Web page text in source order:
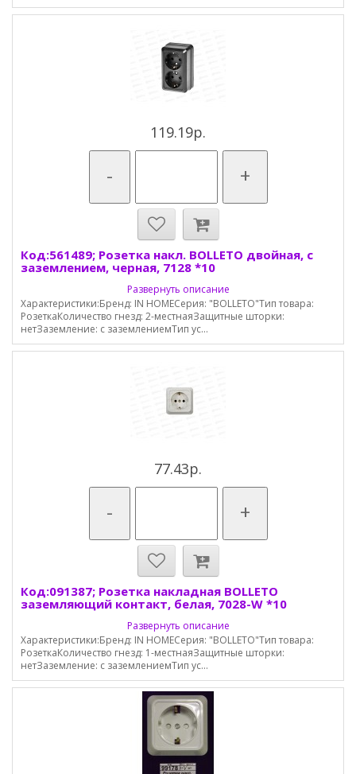
119.19р.
- +
Код:561489; Розетка накл. BOLLETO двойная, с
заземлением, черная, 7128 *10
Развернуть описание
Характеристики:Бренд: IN HOMEСерия: "BOLLETO"Тип товара:
РозеткаКоличество гнезд: 2-местнаяЗащитные шторки:
нетЗаземление: с заземлениемТип ус...
77.43р.
- +
Код:091387; Розетка накладная BOLLETO
заземляющий контакт, белая, 7028-W *10
Развернуть описание
Характеристики:Бренд: IN HOMEСерия: "BOLLETO"Тип товара:
РозеткаКоличество гнезд: 1-местнаяЗащитные шторки:
нетЗаземление: с заземлениемТип ус...